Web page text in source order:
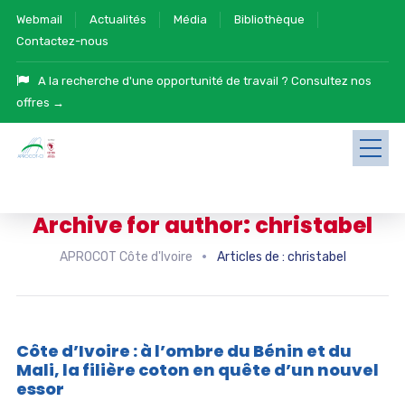
Webmail Actualités Média
Bibliothèque
Contactez-nous
A la recherche d'une opportunité de travail ? Consultez nos
offres →
Archive for author: christabel
APROCOT Côte d'Ivoire Articles de : christabel
Côte d’Ivoire : à l’ombre du Bénin et du
Mali, la filière coton en quête d’un nouvel
essor